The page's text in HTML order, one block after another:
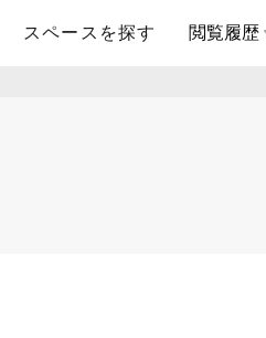
スペースを探す 閲覧履歴